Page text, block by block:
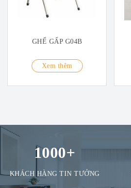
GHẾ GẤP G04B
Xem thêm
1000+
KHÁCH HÀNG TIN TƯỞNG